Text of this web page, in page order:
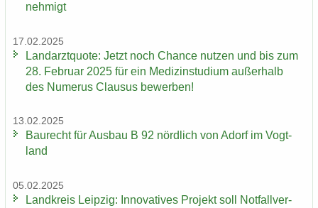
neh­migt
17.02.2025
Land­arzt­quo­te: Jetzt noch Chan­ce nut­zen und bis zum
28. Fe­bru­ar 2025 für ein Me­di­zin­stu­di­um au­ßer­halb
des Nu­me­rus Clau­sus be­wer­ben!
13.02.2025
Bau­recht für Aus­bau B 92 nörd­lich von Adorf im Vogt­
land
05.02.2025
Land­kreis Leip­zig: In­no­va­ti­ves Pro­jekt soll Not­fall­ver­